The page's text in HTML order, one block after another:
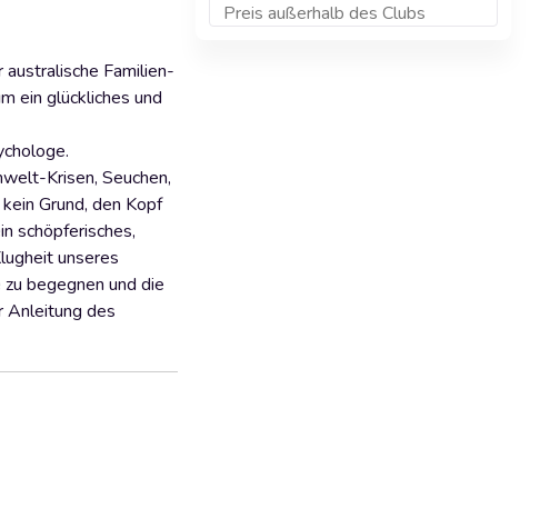
Familien-
ein glückliches und
Krisen, Seuchen,
Grund, den Kopf
schöpferisches,
unseres
begegnen und die
Anleitung des
Preis außerhalb des Clubs
Zum Warenkorb hinzufügen